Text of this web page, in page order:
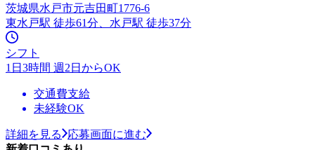
茨城県水戸市元吉田町1776-6
東水戸駅 徒歩61分、水戸駅 徒歩37分
シフト
1日3時間 週2日からOK
交通費支給
未経験OK
詳細を見る
応募画面に進む